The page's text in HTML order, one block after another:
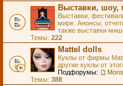
Выставки, шоу,
Выставки,
мире. Анонсы,
также выставки
Темы: 222
Mattel dolls
Куклы от фирмы
другие куклы от
Подфорумы:
Темы: 388